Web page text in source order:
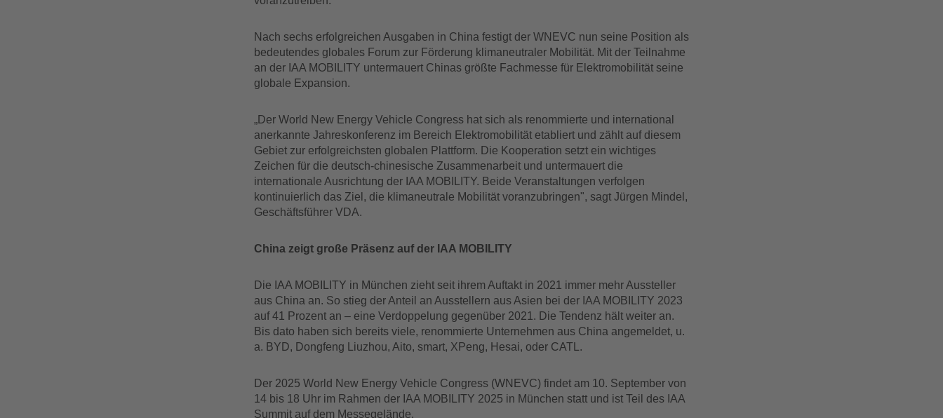
Nach sechs erfolgreichen Ausgaben in China festigt der WNEVC nun seine Position als
bedeutendes globales Forum zur Förderung klimaneutraler Mobilität. Mit der Teilnahme
an der IAA MOBILITY untermauert Chinas größte Fachmesse für Elektromobilität seine
globale Expansion.
„Der World New Energy Vehicle Congress hat sich als renommierte und international
anerkannte Jahreskonferenz im Bereich Elektromobilität etabliert und zählt auf diesem
Gebiet zur erfolgreichsten globalen Plattform. Die Kooperation setzt ein wichtiges
Zeichen für die deutsch-chinesische Zusammenarbeit und untermauert die
internationale Ausrichtung der IAA MOBILITY. Beide Veranstaltungen verfolgen
kontinuierlich das Ziel, die klimaneutrale Mobilität voranzubringen", sagt Jürgen Mindel,
Geschäftsführer VDA.
China zeigt große Präsenz auf der IAA MOBILITY
Die IAA MOBILITY in München zieht seit ihrem Auftakt in 2021 immer mehr Aussteller
aus China an. So stieg der Anteil an Ausstellern aus Asien bei der IAA MOBILITY 2023
auf 41 Prozent an – eine Verdoppelung gegenüber 2021. Die Tendenz hält weiter an.
Bis dato haben sich bereits viele, renommierte Unternehmen aus China angemeldet, u.
a. BYD, Dongfeng Liuzhou, Aito, smart, XPeng, Hesai, oder CATL.
Der 2025 World New Energy Vehicle Congress (WNEVC) findet am 10. September von
14 bis 18 Uhr im Rahmen der IAA MOBILITY 2025 in München statt und ist Teil des IAA
Summit auf dem Messegelände.